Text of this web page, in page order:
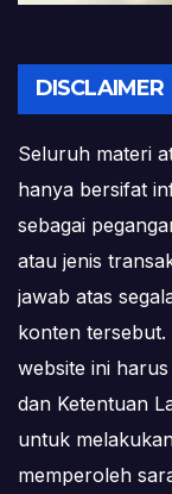
DISCLAIMER
Seluruh materi
hanya bersifat
sebagai
atau jenis
jawab atas
konten tersebut.
website ini
dan Ketentuan
untuk
memperoleh